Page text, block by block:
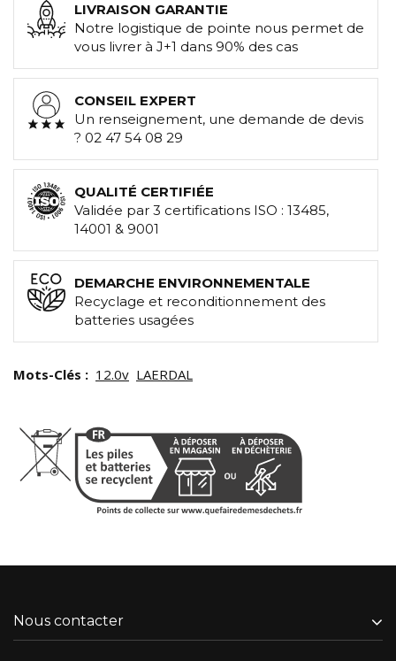
LIVRAISON GARANTIE
Notre logistique de pointe nous permet de
vous livrer à J+1 dans 90% des cas
CONSEIL EXPERT
Un renseignement, une demande de devis
? 02 47 54 08 29
QUALITÉ CERTIFIÉE
Validée par 3 certifications ISO : 13485,
14001 & 9001
DEMARCHE ENVIRONNEMENTALE
Recyclage et reconditionnement des
batteries usagées
Mots-Clés : 12.0v LAERDAL
Nous contacter